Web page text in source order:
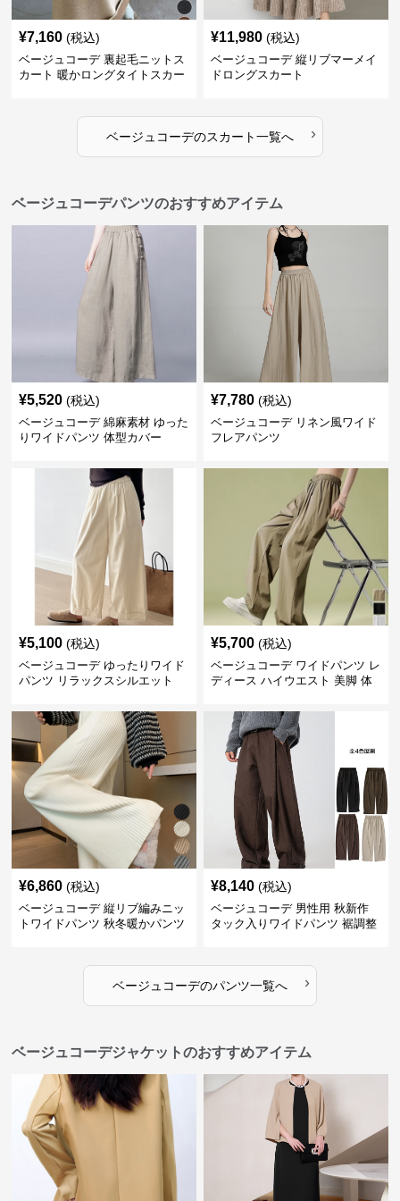
¥7,160 (税込)
ベージュコーデ 裏起毛ニットス
カート 暖かロングタイトスカー
¥11,980 (税込)
ベージュコーデ 縦リブマーメイ
ドロングスカート
ベージュコーデのスカート一覧へ ›
ベージュコーデパンツのおすすめアイテム
¥5,520 (税込)
ベージュコーデ 綿麻素材 ゆった
りワイドパンツ 体型カバー
¥7,780 (税込)
ベージュコーデ リネン風ワイド
フレアパンツ
¥5,100 (税込)
ベージュコーデ ゆったりワイド
パンツ リラックスシルエット
¥5,700 (税込)
ベージュコーデ ワイドパンツ レ
ディース ハイウエスト 美脚 体
¥6,860 (税込)
ベージュコーデ 縦リブ編みニッ
トワイドパンツ 秋冬暖かパンツ
¥8,140 (税込)
ベージュコーデ 男性用 秋新作
タック入りワイドパンツ 裾調整
ベージュコーデのパンツ一覧へ ›
ベージュコーデジャケットのおすすめアイテム